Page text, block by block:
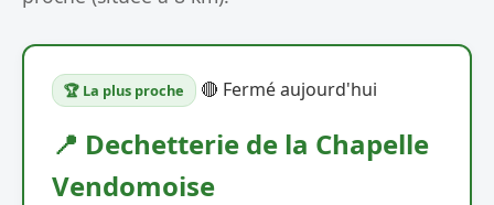
🏆 La plus proche 🔴 Fermé aujourd'hui
📍 Dechetterie de la Chapelle
Vendomoise